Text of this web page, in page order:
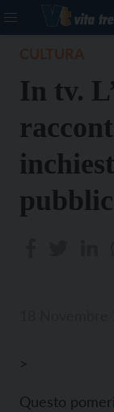
In tv.
>
Questo